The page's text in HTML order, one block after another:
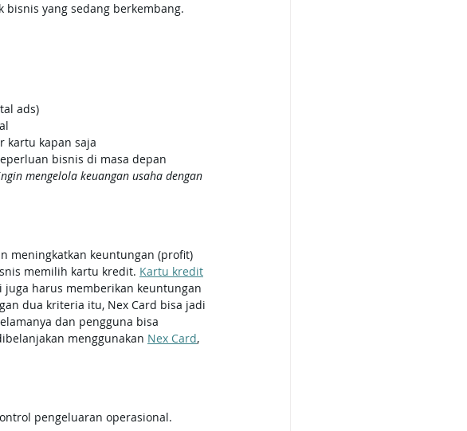
yang sedang berkembang.
ads)
kartu kapan saja
bisnis di masa depan
mengelola keuangan usaha dengan
meningkatkan keuntungan (profit)
memilih kartu kredit. Kartu kredit
harus memberikan keuntungan
dua kriteria itu, Nex Card bisa jadi
dan pengguna bisa
menggunakan Nex Card,
pengeluaran operasional.